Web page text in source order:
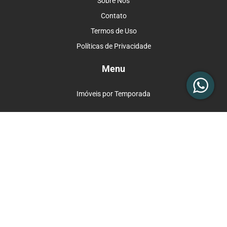
Contato
Termos de Uso
Políticas de Privacidade
Menu
Imóveis por Temporada